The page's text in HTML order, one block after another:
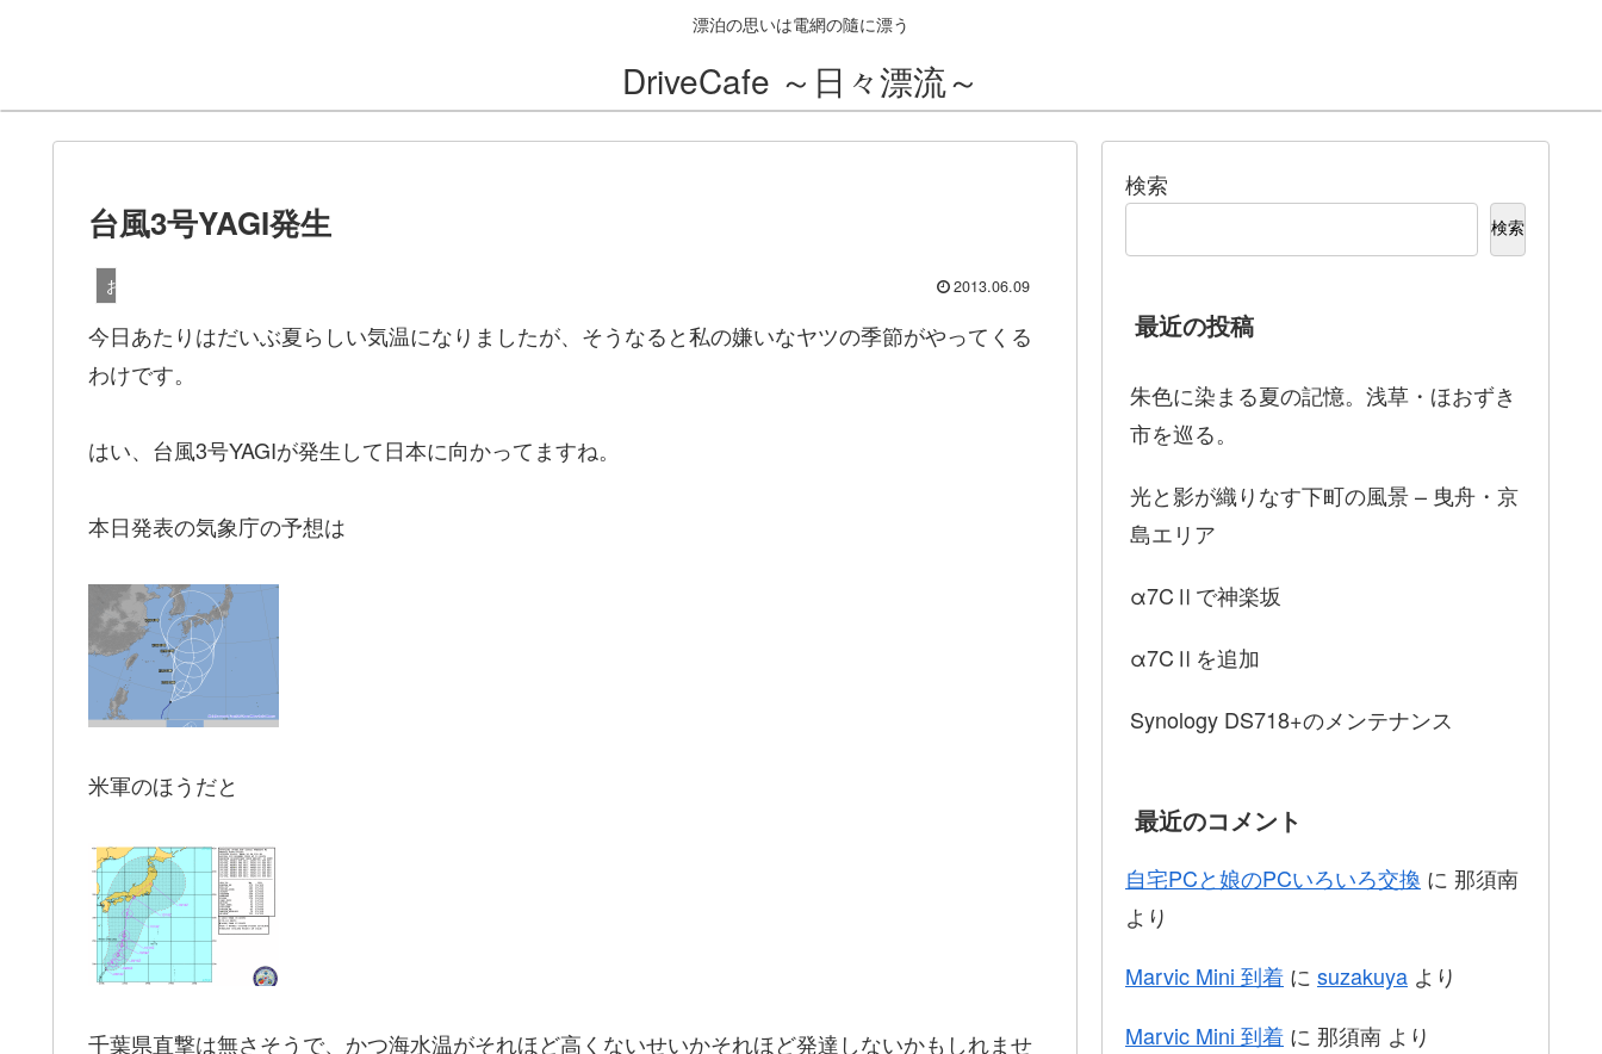
漂泊の思いは電網の隨に漂う
DriveCafe ～日々漂流～
台風3号YAGI発生
お天気 2013.06.09
今日あたりはだいぶ夏らしい気温になりましたが、そうなると私の嫌いなヤツの季節がやってくる
わけです。
はい、台風3号YAGIが発生して日本に向かってますね。
本日発表の気象庁の予想は
米軍のほうだと
千葉県直撃は無さそうで、かつ海水温がそれほど高くないせいかそれほど発達しないかもしれませ
検索
検索
最近の投稿
朱色に染まる夏の記憶。浅草・ほおずき
市を巡る。
光と影が織りなす下町の風景 – 曳舟・京
島エリア
α7CⅡで神楽坂
α7CⅡを追加
Synology DS718+のメンテナンス
最近のコメント
自宅PCと娘のPCいろいろ交換 に 那須南
より
Marvic Mini 到着 に suzakuya より
Marvic Mini 到着 に 那須南 より